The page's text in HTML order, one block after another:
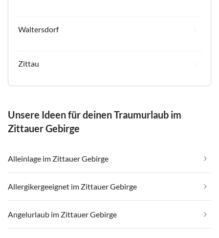
Waltersdorf
Zittau
Unsere Ideen für deinen Traumurlaub im
Zittauer Gebirge
Alleinlage im Zittauer Gebirge
Allergikergeeignet im Zittauer Gebirge
Angelurlaub im Zittauer Gebirge